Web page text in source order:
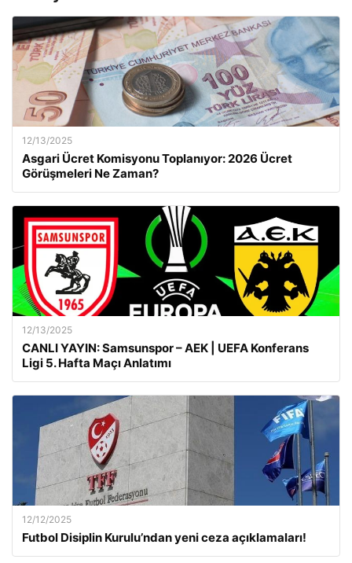
12/13/2025
Asgari Ücret Komisyonu Toplanıyor: 2026 Ücret
Görüşmeleri Ne Zaman?
12/13/2025
CANLI YAYIN: Samsunspor – AEK | UEFA Konferans
Ligi 5. Hafta Maçı Anlatımı
12/12/2025
Futbol Disiplin Kurulu’ndan yeni ceza açıklamaları!